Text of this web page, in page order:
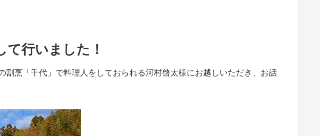
て行いました！
烹「千代」で料理人をしておられる河村啓太様にお越しいただき、お話